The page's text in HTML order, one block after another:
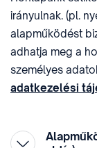
CÍM
1081 Budapest
Pál pápa tér 7.
KÖZÖSSÉGI MÉDIA
irányulnak. (pl.
alapműködést
adhatja meg a
személyes
adatkezelési